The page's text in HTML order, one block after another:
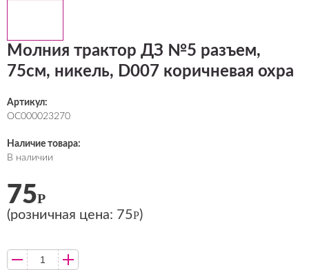
Молния трактор ДЗ №5 разъем,
75см, никель, D007 коричневая охра
Артикул:
ОС000023270
Наличие товара:
В наличии
75Р
(розничная цена: 75Р)